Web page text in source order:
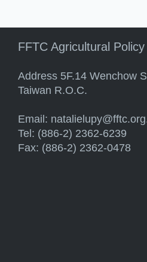
FFTC Agricultural
Address 5F.14 Wenchow
Taiwan R.O.C.
Email:
Tel: (886-2) 2362-6239
Fax: (886-2) 2362-0478